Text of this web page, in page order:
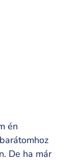
én
De ha már